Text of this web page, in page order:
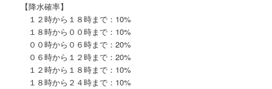
【降水確率】
１２時から１８時まで：10%
１８時から００時まで：10%
００時から０６時まで：20%
０６時から１２時まで：20%
１２時から１８時まで：10%
１８時から２４時まで：10%